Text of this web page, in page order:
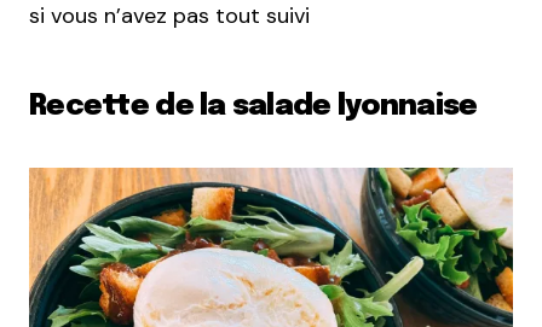
si vous n’avez pas tout suivi
Recette de la salade lyonnaise